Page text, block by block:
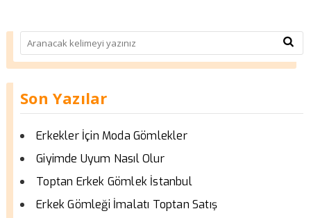
Son Yazılar
Erkekler İçin Moda Gömlekler
Giyimde Uyum Nasıl Olur
Toptan Erkek Gömlek İstanbul
Erkek Gömleği İmalatı Toptan Satış